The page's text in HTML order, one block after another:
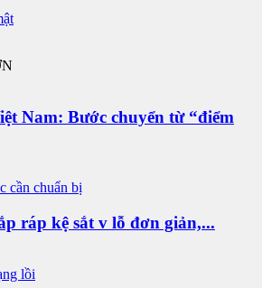
Nam: Bước chuyển từ “điểm
ráp kệ sắt v lỗ đơn giản,...